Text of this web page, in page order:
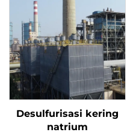
Desulfurisasi kering
natrium